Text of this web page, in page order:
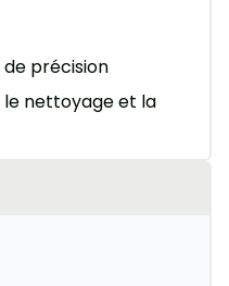
précision
le nettoyage et la